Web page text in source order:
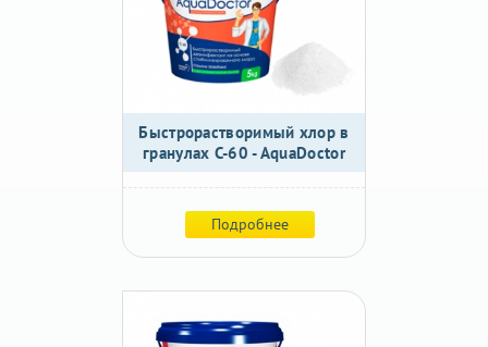
Быстрорастворимый хлор в
гранулах C-60 - AquaDoctor
Подробнее